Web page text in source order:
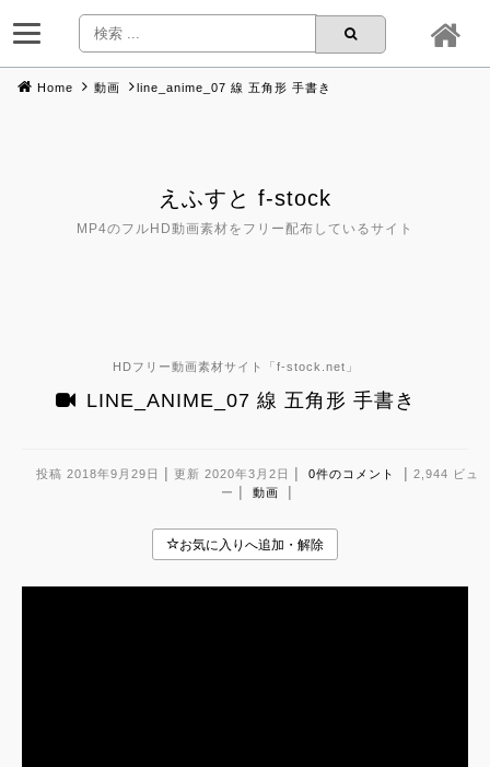
Home 動画 line_anime_07 線 五角形 手書き
えふすと f-stock
MP4のフルHD動画素材をフリー配布しているサイト
HDフリー動画素材サイト「f-stock.net 」
LINE_ANIME_07 線 五角形 手書き
投稿 2018年9月29日 | 更新 2020年3月2日 | 0件のコメント | 2,944 ビュ
ー | 動画 |